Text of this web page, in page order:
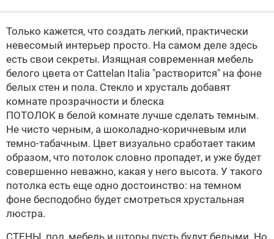
Только кажется, что создать легкий, практически
невесомый интерьер просто. На самом деле здесь
есть свои секреты. Изящная современная мебель
белого цвета от Cattelan Italia "растворится" на фоне
белых стен и пола. Стекло и хрусталь добавят
комнате прозрачности и блеска
ПОТОЛОК в белой комнате лучше сделать темным.
Не чисто черным, а шоколадно-коричневым или
темно-табачным. Цвет визуально сработает таким
образом, что потолок словно пропадет, и уже будет
совершенно неважно, какая у него высота. У такого
потолка есть еще одно достоинство: на темном
фоне бесподобно будет смотреться хрустальная
люстра.
СТЕНЫ, пол, мебель и шторы пусть будут белыми. Но